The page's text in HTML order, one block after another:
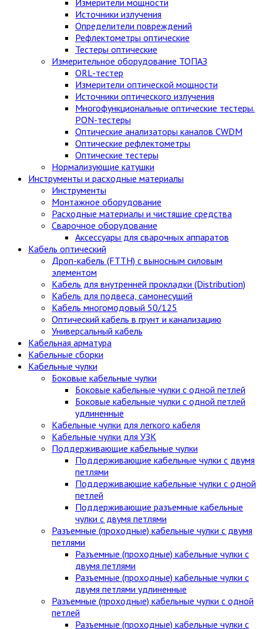
Измерители мощности
Источники излучения
Определители повреждений
Рефлектометры оптические
Тестеры оптические
Измерительное оборудование ТОПАЗ
ORL-тестер
Измерители оптической мощности
Источники оптического излучения
Многофункциональные оптические тестеры.
PON-тестеры
Оптические анализаторы каналов CWDM
Оптические рефлектометры
Оптические тестеры
Нормализующие катушки
Инструменты и расходные материалы
Инструменты
Монтажное оборудование
Расходные материалы и чистящие средства
Сварочное оборудование
Аксессуары для сварочных аппаратов
Кабель оптический
Дроп-кабель (FTTH) с выносным силовым
элементом
Кабель для внутренней прокладки (Distribution)
Кабель для подвеса, самонесущий
Кабель многомодовый 50/125
Оптический кабель в грунт и канализацию
Универсальный кабель
Кабельная арматура
Кабельные сборки
Кабельные чулки
Боковые кабельные чулки
Боковые кабельные чулки с одной петлей
Боковые кабельные чулки с одной петлей
удлиненные
Кабельные чулки для легкого кабеля
Кабельные чулки для УЗК
Поддерживающие кабельные чулки
Поддерживающие кабельные чулки с двумя
петлями
Поддерживающие кабельные чулки с одной
петлей
Поддерживающие разъемные кабельные
чулки с двумя петлями
Разъемные (проходные) кабельные чулки с двумя
петлями
Разъемные (проходные) кабельные чулки с
двумя петлями
Разъемные (проходные) кабельные чулки с
двумя петлями удлиненные
Разъемные (проходные) кабельные чулки с одной
петлей
Разъемные (проходные) кабельные чулки с